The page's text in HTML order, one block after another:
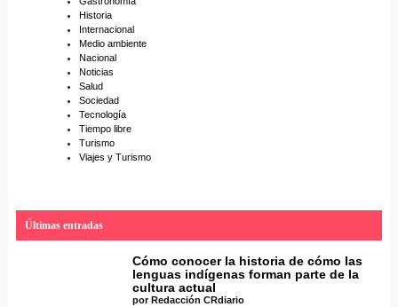
Historia
Internacional
Medio ambiente
Nacional
Noticias
Salud
Sociedad
Tecnología
Tiempo libre
Turismo
Viajes y Turismo
Últimas entradas
Cómo conocer la historia de cómo las
lenguas indígenas forman parte de la
cultura actual
por Redacción CRdiario